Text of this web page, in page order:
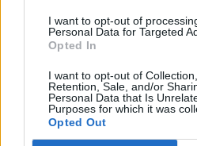
I want to opt-out of
Personal Data for Targeted
Opted In
I want to opt-out of
Retention, Sale, and/or
Personal Data that Is
Purposes for which it was
Opted Out